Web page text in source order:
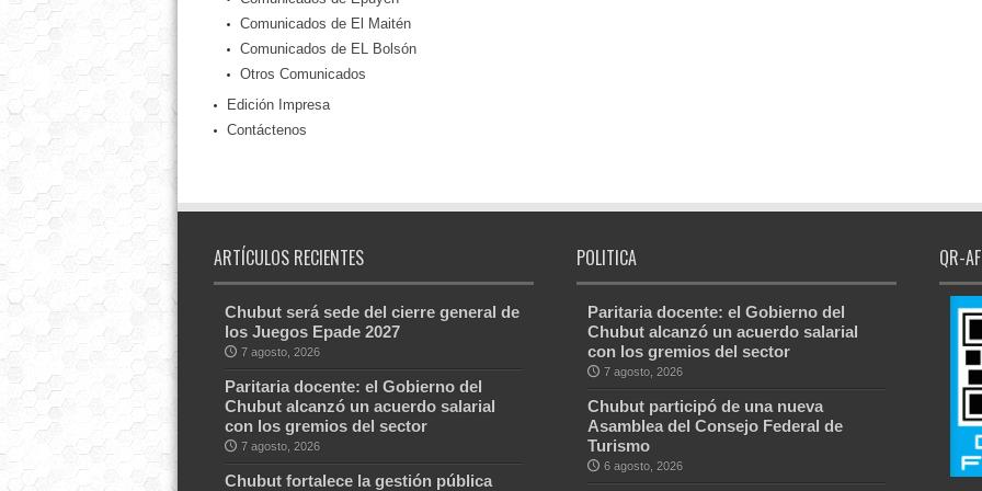
Comunicados de El Maitén
Comunicados de EL Bolsón
Otros Comunicados
Edición Impresa
Contáctenos
ARTÍCULOS RECIENTES
Chubut será sede del cierre general de
los Juegos Epade 2027
7 agosto, 2026
Paritaria docente: el Gobierno del
Chubut alcanzó un acuerdo salarial
con los gremios del sector
7 agosto, 2026
Chubut fortalece la gestión pública
POLITICA
Paritaria docente: el Gobierno del
Chubut alcanzó un acuerdo salarial
con los gremios del sector
7 agosto, 2026
Chubut participó de una nueva
Asamblea del Consejo Federal de
Turismo
6 agosto, 2026
QR-